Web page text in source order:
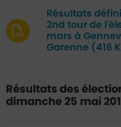
Résultats
2nd tour de
mars à
Garenne (416
Résultats des
dimanche 25 mai